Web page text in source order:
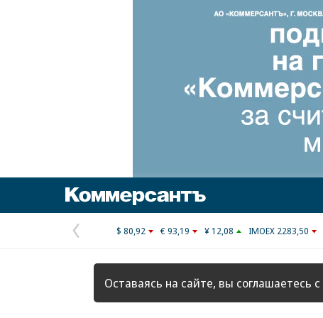
Предыдущая
страница
$ 80,92 € 93,19 ¥ 12,08 IMOEX 2283,50
Оставаясь на сайте, вы соглашаетесь с